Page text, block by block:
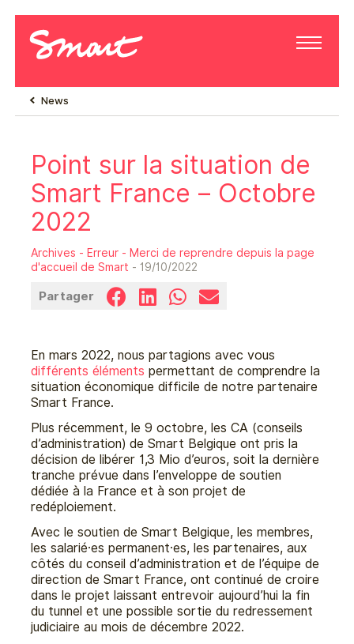
News
Point sur la situation de
Smart France – Octobre
2022
Archives - Erreur - Merci de reprendre depuis la page
d'accueil de Smart - 19/10/2022
Partager
En mars 2022, nous partagions avec vous
différents éléments permettant de comprendre la
situation économique difficile de notre partenaire
Smart France.
Plus récemment, le 9 octobre, les CA (conseils
d’administration) de Smart Belgique ont pris la
décision de libérer 1,3 Mio d’euros, soit la dernière
tranche prévue dans l’enveloppe de soutien
dédiée à la France et à son projet de
redéploiement.
Avec le soutien de Smart Belgique, les membres,
les salarié·es permanent·es, les partenaires, aux
côtés du conseil d’administration et de l’équipe de
direction de Smart France, ont continué de croire
dans le projet laissant entrevoir aujourd’hui la fin
du tunnel et une possible sortie du redressement
judiciaire au mois de décembre 2022.